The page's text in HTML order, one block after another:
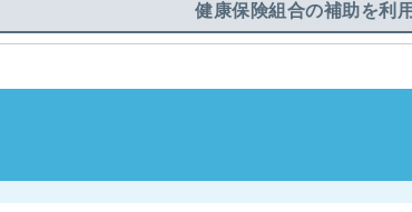
健康保険組合の補助を利